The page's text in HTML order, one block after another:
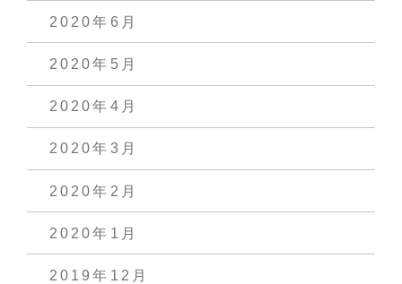
2020年6月
2020年5月
2020年4月
2020年3月
2020年2月
2020年1月
2019年12月